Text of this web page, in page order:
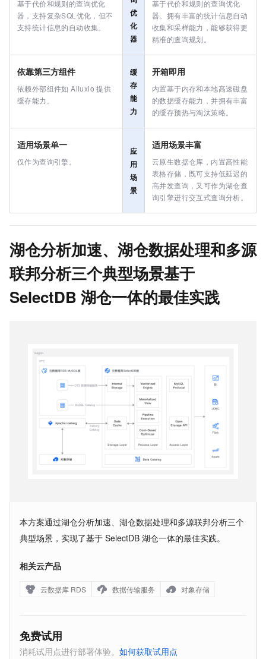
权益及资源
政企业务
AI 大模型与行业解决方案
基于代价和规则的查询优化
器，支持复杂SQL优化，但不
支持统计信息的自动收集。
优
化
器
基于代价和规则的查询优化
器。拥有丰富的统计信息自动
收集和采样能力，能够获得更
精准的查询规划。
依靠第三方组件
依赖外部组件如 Alluxio 提供
缓存能力。
缓
存
能
力
开箱即用
内置基于内存和本地高速磁盘
的数据缓存能力，并拥有丰富
的缓存预热与淘汰策略。
适用场景单一
仅作为查询引擎。
应
用
场
景
适用场景丰富
云原生数据仓库，内置高性能
表格存储，既可支持低延迟的
高并发查询，又可作为湖仓查
询引擎进行交互式查询分析。
湖仓分析加速、湖仓数据处理和多源
联邦分析三个典型场景基于
SelectDB 湖仓一体的最佳实践
本方案通过湖仓分析加速、湖仓数据处理和多源联邦分析三个
典型场景，实现了基于 SelectDB 湖仓一体的最佳实践。
相关云产品
云数据库 RDS 数据传输服务 对象存储
免费试用
消耗试用点进行部署体验。 如何获取试用点